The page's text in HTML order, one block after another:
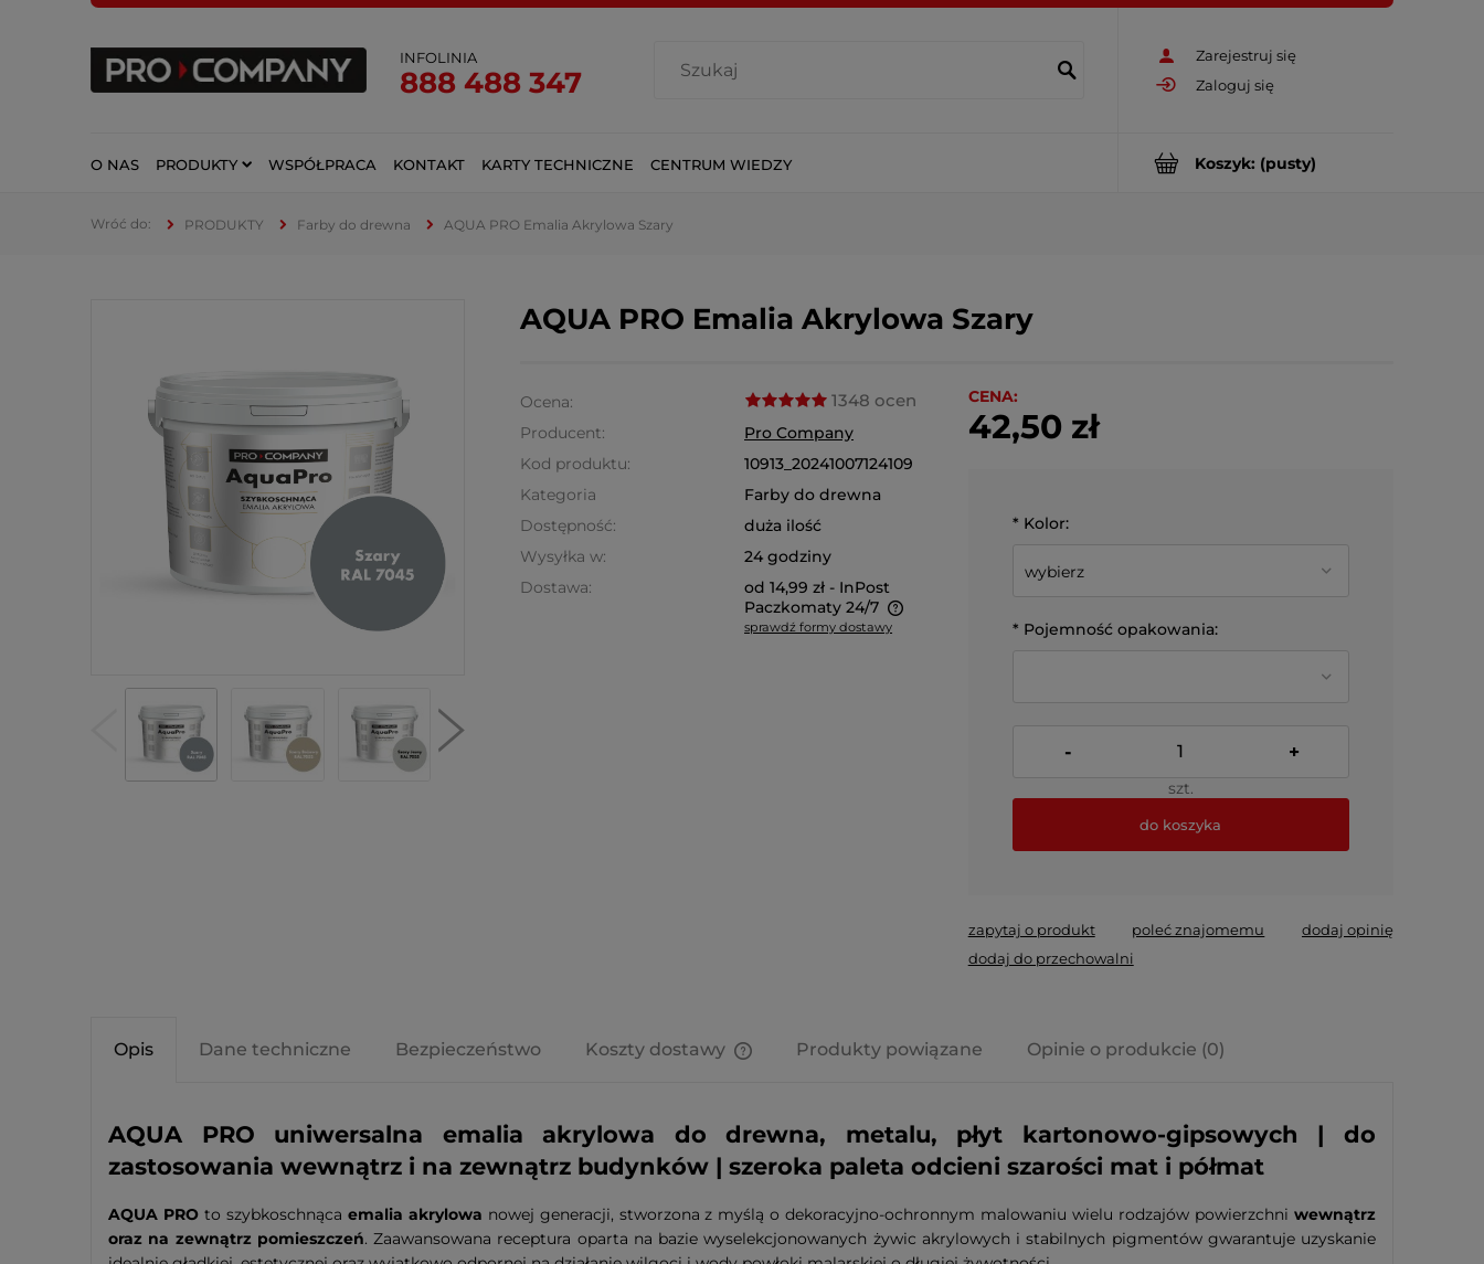
Zarejestruj się
Zaloguj się
INFOLINIA
888 488 347
Koszyk: (pusty)
O NAS PRODUKTY WSPÓŁPRACA KONTAKT KARTY TECHNICZNE CENTRUM WIEDZY
PRODUKTY Farby do drewna AQUA PRO Emalia Akrylowa Szary
AQUA PRO Emalia Akrylowa Szary
Ocena: 1348 ocen
Producent:
Pro Company
Kod produktu:
10913_20241007124109
Kategoria
Farby do drewna
Dostępność:
duża ilość
Wysyłka w:
24 godziny
Dostawa:
od 14,99 zł - InPost
Paczkomaty 24/7
sprawdź formy dostawy
CENA:
42,50 zł
* Kolor:
* Pojemność opakowania:
- +
szt.
do koszyka
zapytaj o produkt poleć znajomemu
dodaj opinię
dodaj do przechowalni
Opis Dane techniczne Bezpieczeństwo Koszty dostawy Produkty powiązane Opinie o produkcie (0)
AQUA PRO uniwersalna emalia akrylowa do drewna, metalu, płyt kartonowo-gipsowych | do
zastosowania wewnątrz i na zewnątrz budynków | szeroka paleta odcieni szarości mat i półmat
AQUA PROto szybkoschnąca emalia akrylowa nowej generacji, stworzona z myślą o dekoracyjno-ochronnym malowaniu wielu rodzajów powierzchniwewnątrz
oraz na zewnątrz pomieszczeń. Zaawansowana receptura oparta na bazie wyselekcjonowanych żywic akrylowych i stabilnych pigmentów gwarantuje uzyskanie